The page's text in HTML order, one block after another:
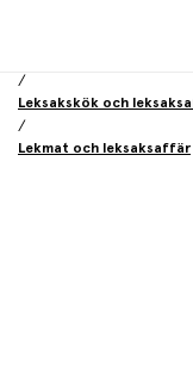
/
Leksakskök och
/
Lekmat och leksaksaffär